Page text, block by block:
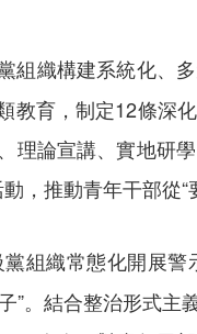
組織構建系統化、
育，制定12條深
論宣講、實地研
推動青年干部從“
組織常態化開展
。結合整治形式